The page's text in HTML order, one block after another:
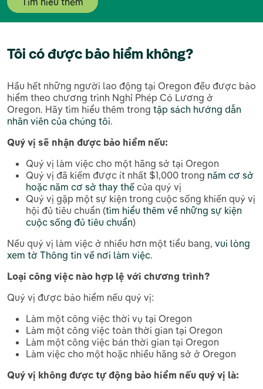
Tôi có được bảo hiểm không?
Hầu hết những người lao động tại Oregon đều được bảo
hiểm theo chương trình Nghỉ Phép Có Lương ở
Oregon. Hãy tìm hiểu thêm trong tập sách hướng dẫn
nhân viên của chúng tôi.
Quý vị sẽ nhận được bảo hiểm nếu:
Quý vị làm việc cho một hãng sở tại Oregon
Quý vị đã kiếm được ít nhất $1,000 trong năm cơ sở
hoặc năm cơ sở thay thế của quý vị
Quý vị gặp một sự kiện trong cuộc sống khiến quý vị
hội đủ tiêu chuẩn (tìm hiểu thêm về những sự kiện
cuộc sống đủ tiêu chuẩn)
Nếu quý vị làm việc ở nhiều hơn một tiểu bang, vui lòng
xem tờ Thông tin về nơi làm việc.
Loại công việc nào hợp lệ với chương trình?
Quý vị được bảo hiểm nếu quý vị:
Làm một công việc thời vụ tại Oregon
Làm một công việc toàn thời gian tại Oregon
Làm một công việc bán thời gian tại Oregon
Làm việc cho một hoặc nhiều hãng sở ở Oregon
Quý vị không được tự động bảo hiểm nếu quý vị là: